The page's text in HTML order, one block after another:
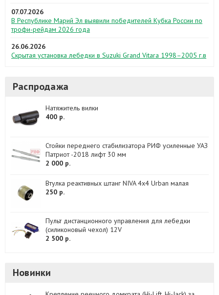
07.07.2026
В Республике Марий Эл выявили победителей Кубка России по
трофи-рейдам 2026 года
26.06.2026
Скрытая установка лебедки в Suzuki Grand Vitara 1998–2005 г.в
Распродажа
Натяжитель вилки
400 р.
Стойки переднего стабилизатора РИФ усиленные УАЗ
Патриот -2018 лифт 30 мм
2 000 р.
Втулка реактивных штанг NIVA 4x4 Urban малая
250 р.
Пульт дистанционного управления для лебедки
(силиконовый чехол) 12V
2 500 р.
Новинки